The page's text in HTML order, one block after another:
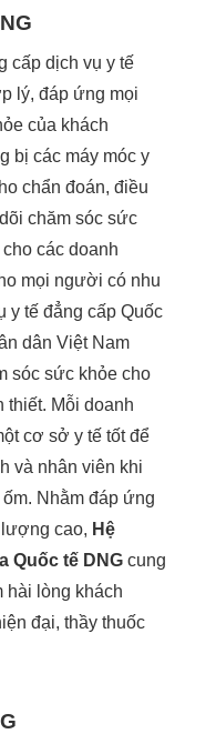
cấp dịch vụ y tế
lý, đáp ứng mọi
của khách
bị các máy móc y
chẩn đoán, điều
chăm sóc sức
các doanh
mọi người có nhu
y tế đẳng cấp Quốc
dân Việt Nam
sóc sức khỏe cho
thiết. Mỗi doanh
cơ sở y tế tốt để
và nhân viên khi
Nhằm đáp ứng
cao, Hệ
Quốc tế DNG cung
hài lòng khách
đại, thầy thuốc